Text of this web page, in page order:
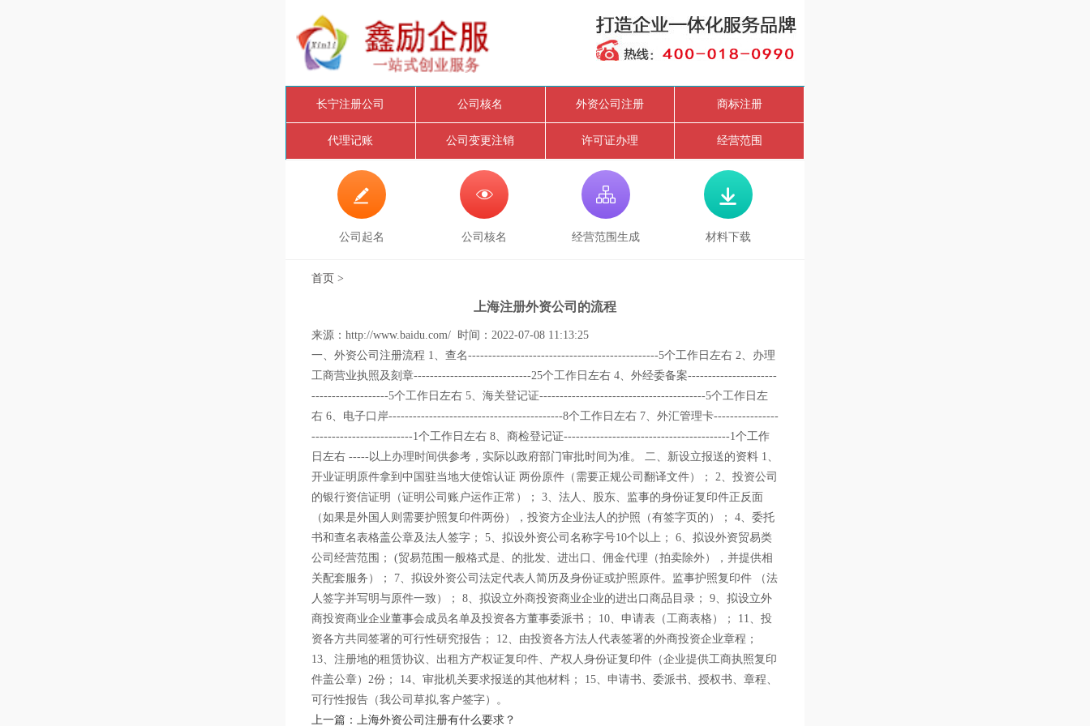
长宁注册公司 公司核名 外资公司注册 商标注册
代理记账 公司变更注销 许可证办理 经营范围

公司起名

公司核名

经营范围生成

材料下载
首页 >
上海注册外资公司的流程
来源：http://www.baidu.com/ 时间：2022-07-08 11:13:25
一、外资公司注册流程 1、查名-----------------------------------------------5个工作日左右 2、办理
工商营业执照及刻章-----------------------------25个工作日左右 4、外经委备案----------------------
-------------------5个工作日左右 5、海关登记证-----------------------------------------5个工作日左
右 6、电子口岸-------------------------------------------8个工作日左右 7、外汇管理卡----------------
-------------------------1个工作日左右 8、商检登记证-----------------------------------------1个工作
日左右 -----以上办理时间供参考，实际以政府部门审批时间为准。 二、新设立报送的资料 1、
开业证明原件拿到中国驻当地大使馆认证 两份原件（需要正规公司翻译文件）； 2、投资公司
的银行资信证明（证明公司账户运作正常）； 3、法人、股东、监事的身份证复印件正反面
（如果是外国人则需要护照复印件两份），投资方企业法人的护照（有签字页的）； 4、委托
书和查名表格盖公章及法人签字； 5、拟设外资公司名称字号10个以上； 6、拟设外资贸易类
公司经营范围； (贸易范围一般格式是、的批发、进出口、佣金代理（拍卖除外），并提供相
关配套服务）； 7、拟设外资公司法定代表人简历及身份证或护照原件。监事护照复印件 （法
人签字并写明与原件一致）； 8、拟设立外商投资商业企业的进出口商品目录； 9、拟设立外
商投资商业企业董事会成员名单及投资各方董事委派书； 10、申请表（工商表格）； 11、投
资各方共同签署的可行性研究报告； 12、由投资各方法人代表签署的外商投资企业章程；
13、注册地的租赁协议、出租方产权证复印件、产权人身份证复印件（企业提供工商执照复印
件盖公章）2份； 14、审批机关要求报送的其他材料； 15、申请书、委派书、授权书、章程、
可行性报告（我公司草拟,客户签字）。
上一篇：上海外资公司注册有什么要求？